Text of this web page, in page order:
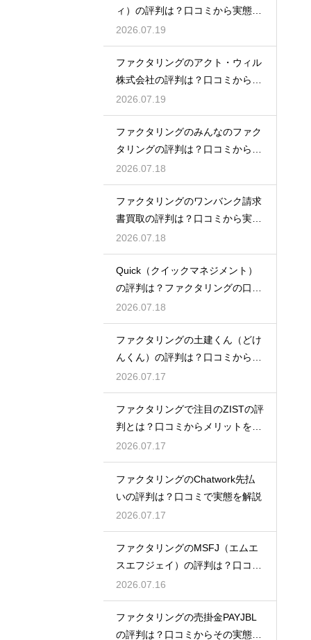
ィ）の評判は？口コミから実態を
徹底解説
2026.07.19
ファクタリングのアクト・ウィル
株式会社の評判は？口コミから実
態を徹底解説
2026.07.19
ファクタリングのみんなのファク
タリングの評判は？口コミから実
態を徹底解説
2026.07.18
ファクタリングのワンバンク請求
書買取の評判は？口コミから実態
を徹底解説
2026.07.18
Quick（クイックマネジメント）
の評判は？ファクタリングの口コ
ミ検証
2026.07.18
ファクタリングの土建くん（どけ
んくん）の評判は？口コミから実
態を徹底解説
2026.07.17
ファクタリングで注目のZISTの評
判とは？口コミからメリットを徹
底解説
2026.07.17
ファクタリングのChatwork先払
いの評判は？口コミで実態を解説
2026.07.17
ファクタリングのMSFJ（エムエ
スエフジェイ）の評判は？口コミ
から検証
2026.07.16
ファクタリングの売掛金PAYJBL
の評判は？口コミからその実態を